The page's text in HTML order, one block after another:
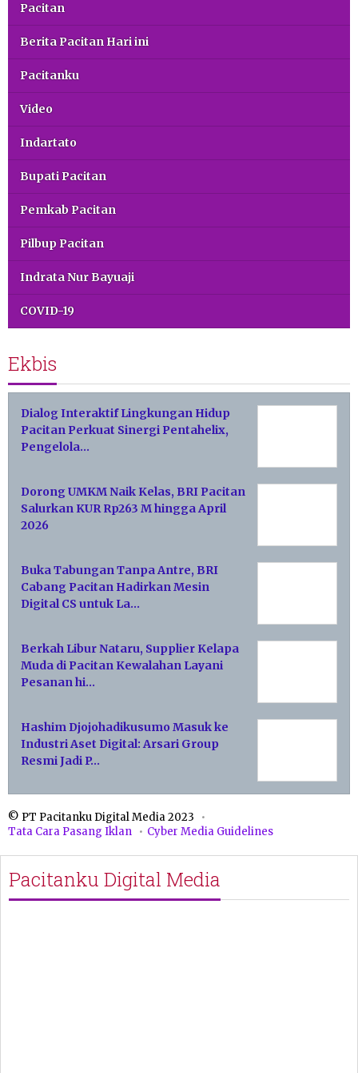
Pacitan
Berita Pacitan Hari ini
Pacitanku
Video
Indartato
Bupati Pacitan
Pemkab Pacitan
Pilbup Pacitan
Indrata Nur Bayuaji
COVID-19
Ekbis
Dialog Interaktif Lingkungan Hidup
Pacitan Perkuat Sinergi Pentahelix,
Pengelola…
Dorong UMKM Naik Kelas, BRI Pacitan
Salurkan KUR Rp263 M hingga April
2026
Buka Tabungan Tanpa Antre, BRI
Cabang Pacitan Hadirkan Mesin
Digital CS untuk La…
Berkah Libur Nataru, Supplier Kelapa
Muda di Pacitan Kewalahan Layani
Pesanan hi…
Hashim Djojohadikusumo Masuk ke
Industri Aset Digital: Arsari Group
Resmi Jadi P…
© PT Pacitanku Digital Media 2023
Tata Cara Pasang Iklan
Cyber Media Guidelines
Pacitanku Digital Media